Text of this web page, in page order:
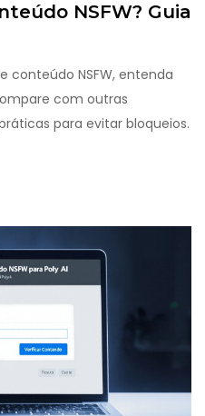
NSFW? Guia
conteúdo NSFW, entenda
com outras
para evitar bloqueios.